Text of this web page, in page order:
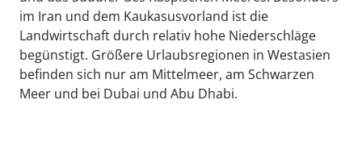
im Iran und dem Kaukasusvorland ist die
Landwirtschaft durch relativ hohe Niederschläge
begünstigt. Größere Urlaubsregionen in Westasien
befinden sich nur am Mittelmeer, am Schwarzen
Meer und bei Dubai und Abu Dhabi.